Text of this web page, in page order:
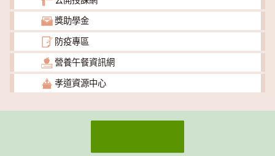
獎助學金
防疫專區
營養午餐資訊網
孝道資源中心